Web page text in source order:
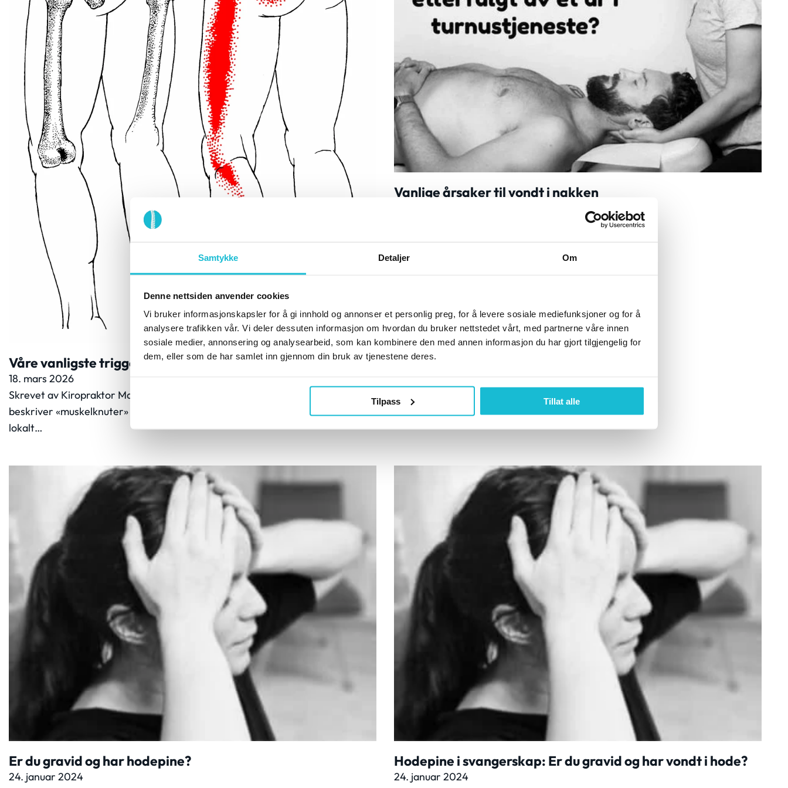
Samtykke Detaljer Om
Denne nettsiden anvender cookies
Vi bruker informasjonskapsler for å gi innhold og annonser et personlig preg, for å levere sosiale mediefunksjoner og for å
analysere trafikken vår. Vi deler dessuten informasjon om hvordan du bruker nettstedet vårt, med partnerne våre innen
sosiale medier, annonsering og analysearbeid, som kan kombinere den med annen informasjon du har gjort tilgjengelig for
dem, eller som de har samlet inn gjennom din bruk av tjenestene deres.
Tilpass Tillat alle
Våre vanligste triggerpunkter
18. mars 2026
Skrevet av Kiropraktor Marie Hermansen, Fetsund kiropraktorsenter. Mange
beskriver «muskelknuter» – små, ømme punkter som både kan gjøre vondt
lokalt…
Vanlige årsaker til vondt i nakken
Er du gravid og har hodepine?
24. januar 2024
Hodepine i svangerskap: Er du gravid og har vondt i hode?
24. januar 2024